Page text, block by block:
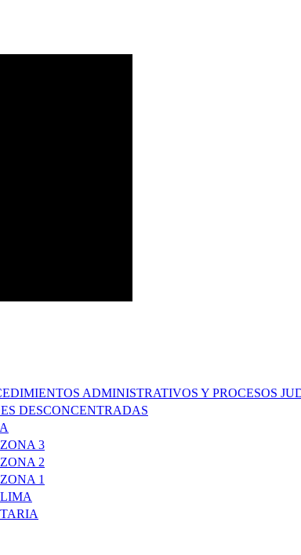
ADMINISTRATIVOS Y PROCESOS
DESCONCENTRADAS
3
2
1